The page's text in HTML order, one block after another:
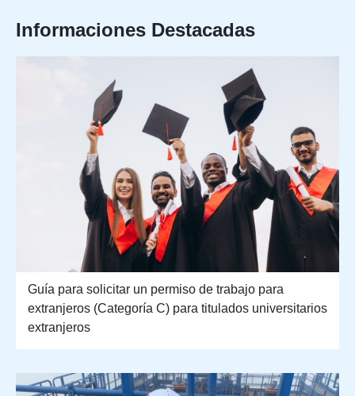
Informaciones Destacadas
Guía para solicitar un permiso de trabajo para
extranjeros (Categoría C) para titulados universitarios
extranjeros